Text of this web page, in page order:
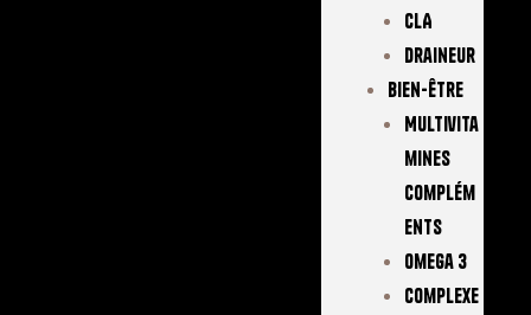
CLA
Draineur
Bien-Être
Multivita
Mines
Complém
Ents
Omega 3
Complexe